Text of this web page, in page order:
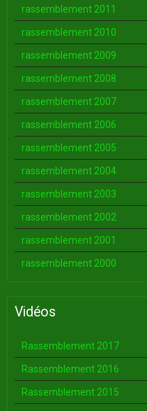
rassemblement 2011
rassemblement 2010
rassemblement 2009
rassemblement 2008
rassemblement 2007
rassemblement 2006
rassemblement 2005
rassemblement 2004
rassemblement 2003
rassemblement 2002
rassemblement 2001
rassemblement 2000
Vidéos
Rassemblement 2017
Rassemblement 2016
Rassemblement 2015